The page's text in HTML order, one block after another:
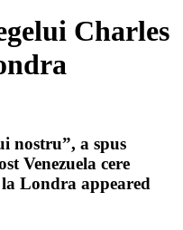
Charles
nostru”, a spus
Venezuela cere
Londra appeared